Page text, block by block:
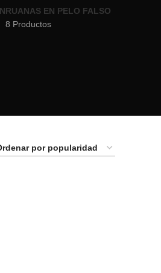
RUANAS EN PELO FALSO
8 Productos